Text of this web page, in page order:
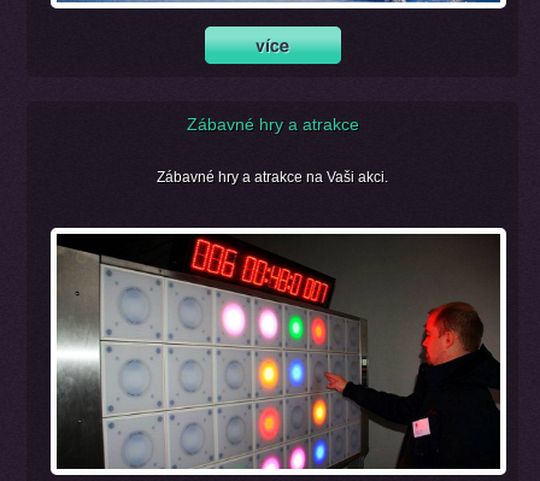
Zábavné hry a atrakce
Zábavné hry a atrakce na Vaši akci.